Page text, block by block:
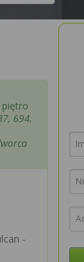
piętro
694,
-